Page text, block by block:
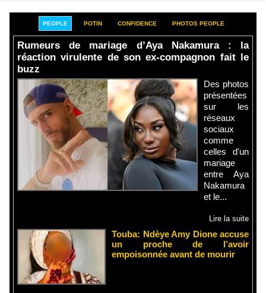
PEOPLE POTIN CONFIDENCE PHOTOS PEOPLE
Rumeurs de mariage d’Aya Nakamura : la
réaction virulente de son ex-compagnon fait le
buzz
Des photos
présentées
sur les
réseaux
sociaux
comme
celles d'un
mariage
entre Aya
Nakamura
et le...
Lire la suite
Touba: Ndèye Amy Dione accuse
un proche de l’avoir
empoisonnée avant de mourir